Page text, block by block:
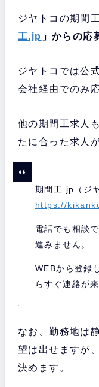
ジヤトコの期間工
工.jp 」からの応
ジヤトコでは公
会社経由でのみ
他の期間工求人
たに合った求人
期間工.jp（ジ
https://
電話でも相談
進みません。
WEBから登録
らすぐ連絡が
なお、勤務地は
望は出せますが
決めます。